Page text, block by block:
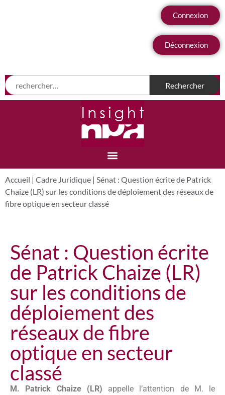
Connexion
Déconnexion
Accueil | Cadre Juridique | Sénat : Question écrite de Patrick
Chaize (LR) sur les conditions de déploiement des réseaux de
fibre optique en secteur classé
Sénat : Question écrite
de Patrick Chaize (LR)
sur les conditions de
déploiement des
réseaux de fibre
optique en secteur
classé
M. Patrick Chaize (LR) appelle l’attention de M. le